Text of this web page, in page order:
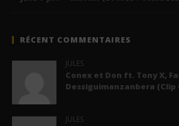
RÉCENT COMMENTAIRES
JULES
Conex et Don ft. Tony X,
Dessiguimanzanbera (Clip
JULES